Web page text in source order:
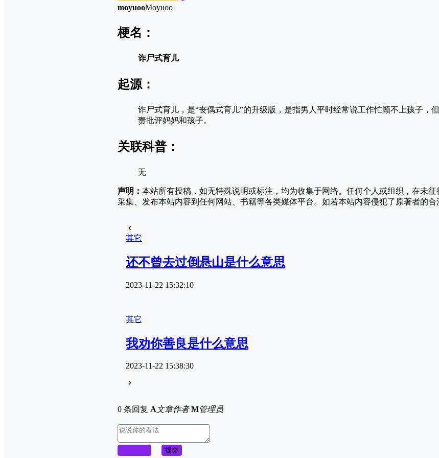
moyuooMoyuoo
梗名：
诈尸式育儿
起源：
诈尸式育儿，是“‌‌‌‌‌‌‌‌‌丧偶式育儿”的升级版，是指男人平时经常说工作忙顾不上孩子，
责批评妈妈和孩子。
关联科普：
无
声明： 本站所有投稿，如无特殊说明或标注，均为收集于网络。任何个人或组织，在未征
采集、发布本站内容到任何网站、书籍等各类媒体平台。如若本站内容侵犯了原著者的合
其它
还不曾去过倒悬山是什么意思
2023-11-22 15:32:10
其它
我劝你善良是什么意思
2023-11-22 15:38:30
0 条回复 A文章作者 M管理员
提交